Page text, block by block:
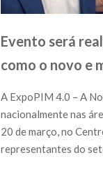
Evento será
como o novo e
A ExpoPIM 4.0 – A
nacionalmente nas
20 de março, no
representantes do